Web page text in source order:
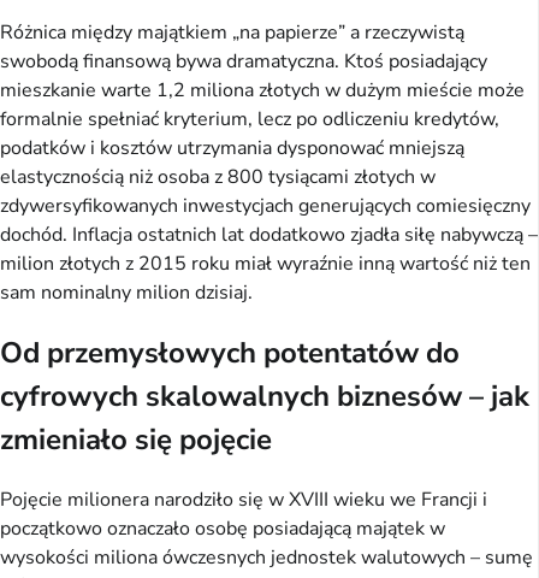
Różnica między majątkiem „na papierze” a rzeczywistą
swobodą finansową bywa dramatyczna. Ktoś posiadający
mieszkanie warte 1,2 miliona złotych w dużym mieście może
formalnie spełniać kryterium, lecz po odliczeniu kredytów,
podatków i kosztów utrzymania dysponować mniejszą
elastycznością niż osoba z 800 tysiącami złotych w
zdywersyfikowanych inwestycjach generujących comiesięczny
dochód. Inflacja ostatnich lat dodatkowo zjadła siłę nabywczą –
milion złotych z 2015 roku miał wyraźnie inną wartość niż ten
sam nominalny milion dzisiaj.
Od przemysłowych potentatów do
cyfrowych skalowalnych biznesów – jak
zmieniało się pojęcie
Pojęcie milionera narodziło się w XVIII wieku we Francji i
początkowo oznaczało osobę posiadającą majątek w
wysokości miliona ówczesnych jednostek walutowych – sumę